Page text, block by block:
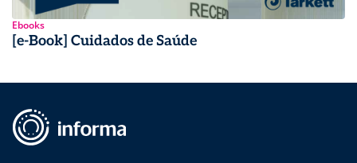
Ebooks
[e-Book] Cuidados de Saúde